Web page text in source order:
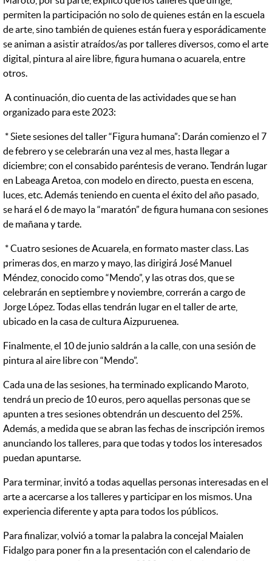
permiten la participación no solo de quienes están en la escuela
de arte, sino también de quienes están fuera y esporádicamente
se animan a asistir atraídos/as por talleres diversos, como el arte
digital, pintura al aire libre, figura humana o acuarela, entre
otros.
A continuación, dio cuenta de las actividades que se han
organizado para este 2023:
* Siete sesiones del taller “Figura humana”: Darán comienzo el 7
de febrero y se celebrarán una vez al mes, hasta llegar a
diciembre; con el consabido paréntesis de verano. Tendrán lugar
en Labeaga Aretoa, con modelo en directo, puesta en escena,
luces, etc. Además teniendo en cuenta el éxito del año pasado,
se hará el 6 de mayo la “maratón” de figura humana con sesiones
de mañana y tarde.
* Cuatro sesiones de Acuarela, en formato master class. Las
primeras dos, en marzo y mayo, las dirigirá José Manuel
Méndez, conocido como “Mendo”, y las otras dos, que se
celebrarán en septiembre y noviembre, correrán a cargo de
Jorge López. Todas ellas tendrán lugar en el taller de arte,
ubicado en la casa de cultura Aizpuruenea.
Finalmente, el 10 de junio saldrán a la calle, con una sesión de
pintura al aire libre con “Mendo”.
Cada una de las sesiones, ha terminado explicando Maroto,
tendrá un precio de 10 euros, pero aquellas personas que se
apunten a tres sesiones obtendrán un descuento del 25%.
Además, a medida que se abran las fechas de inscripción iremos
anunciando los talleres, para que todas y todos los interesados
puedan apuntarse.
Para terminar, invitó a todas aquellas personas interesadas en el
arte a acercarse a los talleres y participar en los mismos. Una
experiencia diferente y apta para todos los públicos.
Para finalizar, volvió a tomar la palabra la concejal Maialen
Fidalgo para poner fin a la presentación con el calendario de